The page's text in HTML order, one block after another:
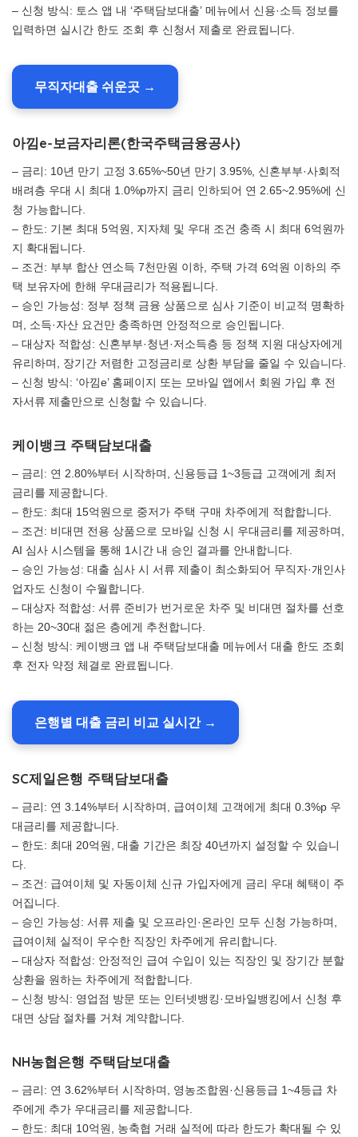
– 신청 방식: 토스 앱 내 ‘주택담보대출’ 메뉴에서 신용·소득 정보를
입력하면 실시간 한도 조회 후 신청서 제출로 완료됩니다.
무직자대출 쉬운곳 →
아낌e-보금자리론(한국주택금융공사)
– 금리: 10년 만기 고정 3.65%~50년 만기 3.95%, 신혼부부·사회적
배려층 우대 시 최대 1.0%p까지 금리 인하되어 연 2.65~2.95%에 신
청 가능합니다.
– 한도: 기본 최대 5억원, 지자체 및 우대 조건 충족 시 최대 6억원까
지 확대됩니다.
– 조건: 부부 합산 연소득 7천만원 이하, 주택 가격 6억원 이하의 주
택 보유자에 한해 우대금리가 적용됩니다.
– 승인 가능성: 정부 정책 금융 상품으로 심사 기준이 비교적 명확하
며, 소득·자산 요건만 충족하면 안정적으로 승인됩니다.
– 대상자 적합성: 신혼부부·청년·저소득층 등 정책 지원 대상자에게
유리하며, 장기간 저렴한 고정금리로 상환 부담을 줄일 수 있습니다.
– 신청 방식: ‘아낌e’ 홈페이지 또는 모바일 앱에서 회원 가입 후 전
자서류 제출만으로 신청할 수 있습니다.
케이뱅크 주택담보대출
– 금리: 연 2.80%부터 시작하며, 신용등급 1~3등급 고객에게 최저
금리를 제공합니다.
– 한도: 최대 15억원으로 중저가 주택 구매 차주에게 적합합니다.
– 조건: 비대면 전용 상품으로 모바일 신청 시 우대금리를 제공하며,
AI 심사 시스템을 통해 1시간 내 승인 결과를 안내합니다.
– 승인 가능성: 대출 심사 시 서류 제출이 최소화되어 무직자·개인사
업자도 신청이 수월합니다.
– 대상자 적합성: 서류 준비가 번거로운 차주 및 비대면 절차를 선호
하는 20~30대 젊은 층에게 추천합니다.
– 신청 방식: 케이뱅크 앱 내 주택담보대출 메뉴에서 대출 한도 조회
후 전자 약정 체결로 완료됩니다.
은행별 대출 금리 비교 실시간 →
SC제일은행 주택담보대출
– 금리: 연 3.14%부터 시작하며, 급여이체 고객에게 최대 0.3%p 우
대금리를 제공합니다.
– 한도: 최대 20억원, 대출 기간은 최장 40년까지 설정할 수 있습니
다.
– 조건: 급여이체 및 자동이체 신규 가입자에게 금리 우대 혜택이 주
어집니다.
– 승인 가능성: 서류 제출 및 오프라인·온라인 모두 신청 가능하며,
급여이체 실적이 우수한 직장인 차주에게 유리합니다.
– 대상자 적합성: 안정적인 급여 수입이 있는 직장인 및 장기간 분할
상환을 원하는 차주에게 적합합니다.
– 신청 방식: 영업점 방문 또는 인터넷뱅킹·모바일뱅킹에서 신청 후
대면 상담 절차를 거쳐 계약합니다.
NH농협은행 주택담보대출
– 금리: 연 3.62%부터 시작하며, 영농조합원·신용등급 1~4등급 차
주에게 추가 우대금리를 제공합니다.
– 한도: 최대 10억원, 농축협 거래 실적에 따라 한도가 확대될 수 있